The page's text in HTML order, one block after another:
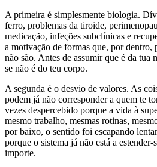
A primeira é simplesmente biologia.
ferro, problemas da tiroide,
medicação, infeções subclínicas e
a motivação de formas que, por dentro,
não são. Antes de assumir que é da tua
se não é do teu corpo.
A segunda é o desvio de valores. As
podem já não corresponder a quem te
vezes despercebido porque a vida à
mesmo trabalho, mesmas rotinas,
por baixo, o sentido foi escapando
porque o sistema já não está a
importe.